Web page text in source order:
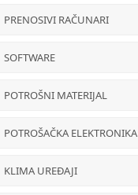
PRENOSIVI RAČUNARI
SOFTWARE
POTROŠNI MATERIJAL
POTROŠAČKA ELEKTRONIKA
KLIMA UREĐAJI